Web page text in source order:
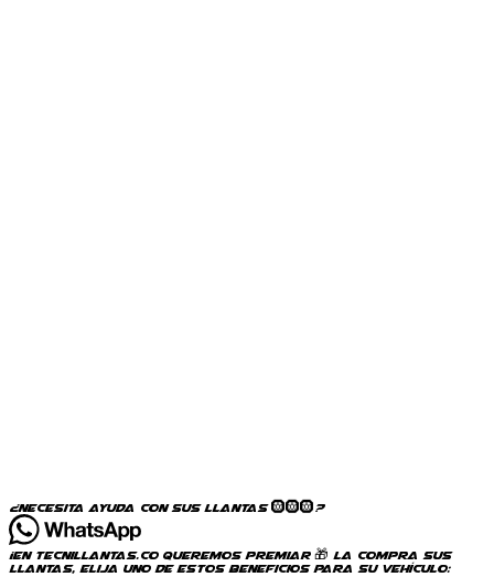
¿Necesita ayuda con sus llantas 🛞🛞🛞?
¡En Tecnillantas.co queremos Premiar 🎁 la compra sus
llantas, elija uno de estos beneficios para su vehículo: